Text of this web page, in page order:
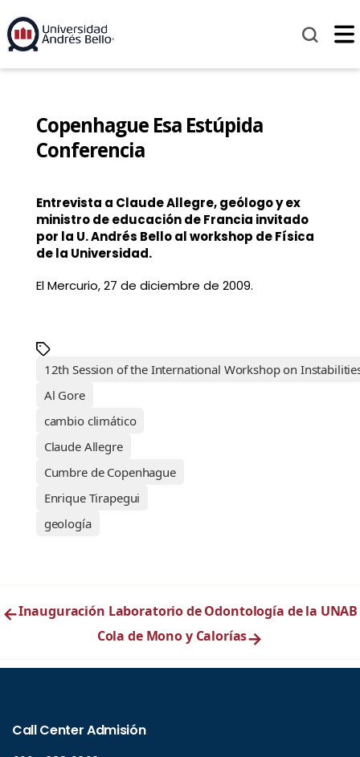
Copenhague Esa Estúpida
Conferencia
Entrevista a Claude Allegre, geólogo y ex
ministro de educación de Francia invitado
por la U. Andrés Bello al workshop de Física
de la Universidad.
El Mercurio, 27 de diciembre de 2009.
12th Session of the International Workshop on
Al Gore
cambio climático
Claude Allegre
Cumbre de Copenhague
Enrique Tirapegui
geología
←Inauguración Laboratorio de Odontología de la UNAB
Cola de Mono y Calorías→